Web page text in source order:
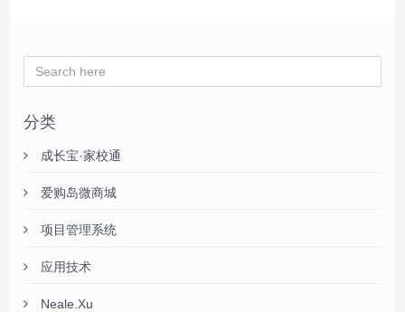
分类
成长宝·家校通
爱购岛微商城
项目管理系统
应用技术
Neale.Xu